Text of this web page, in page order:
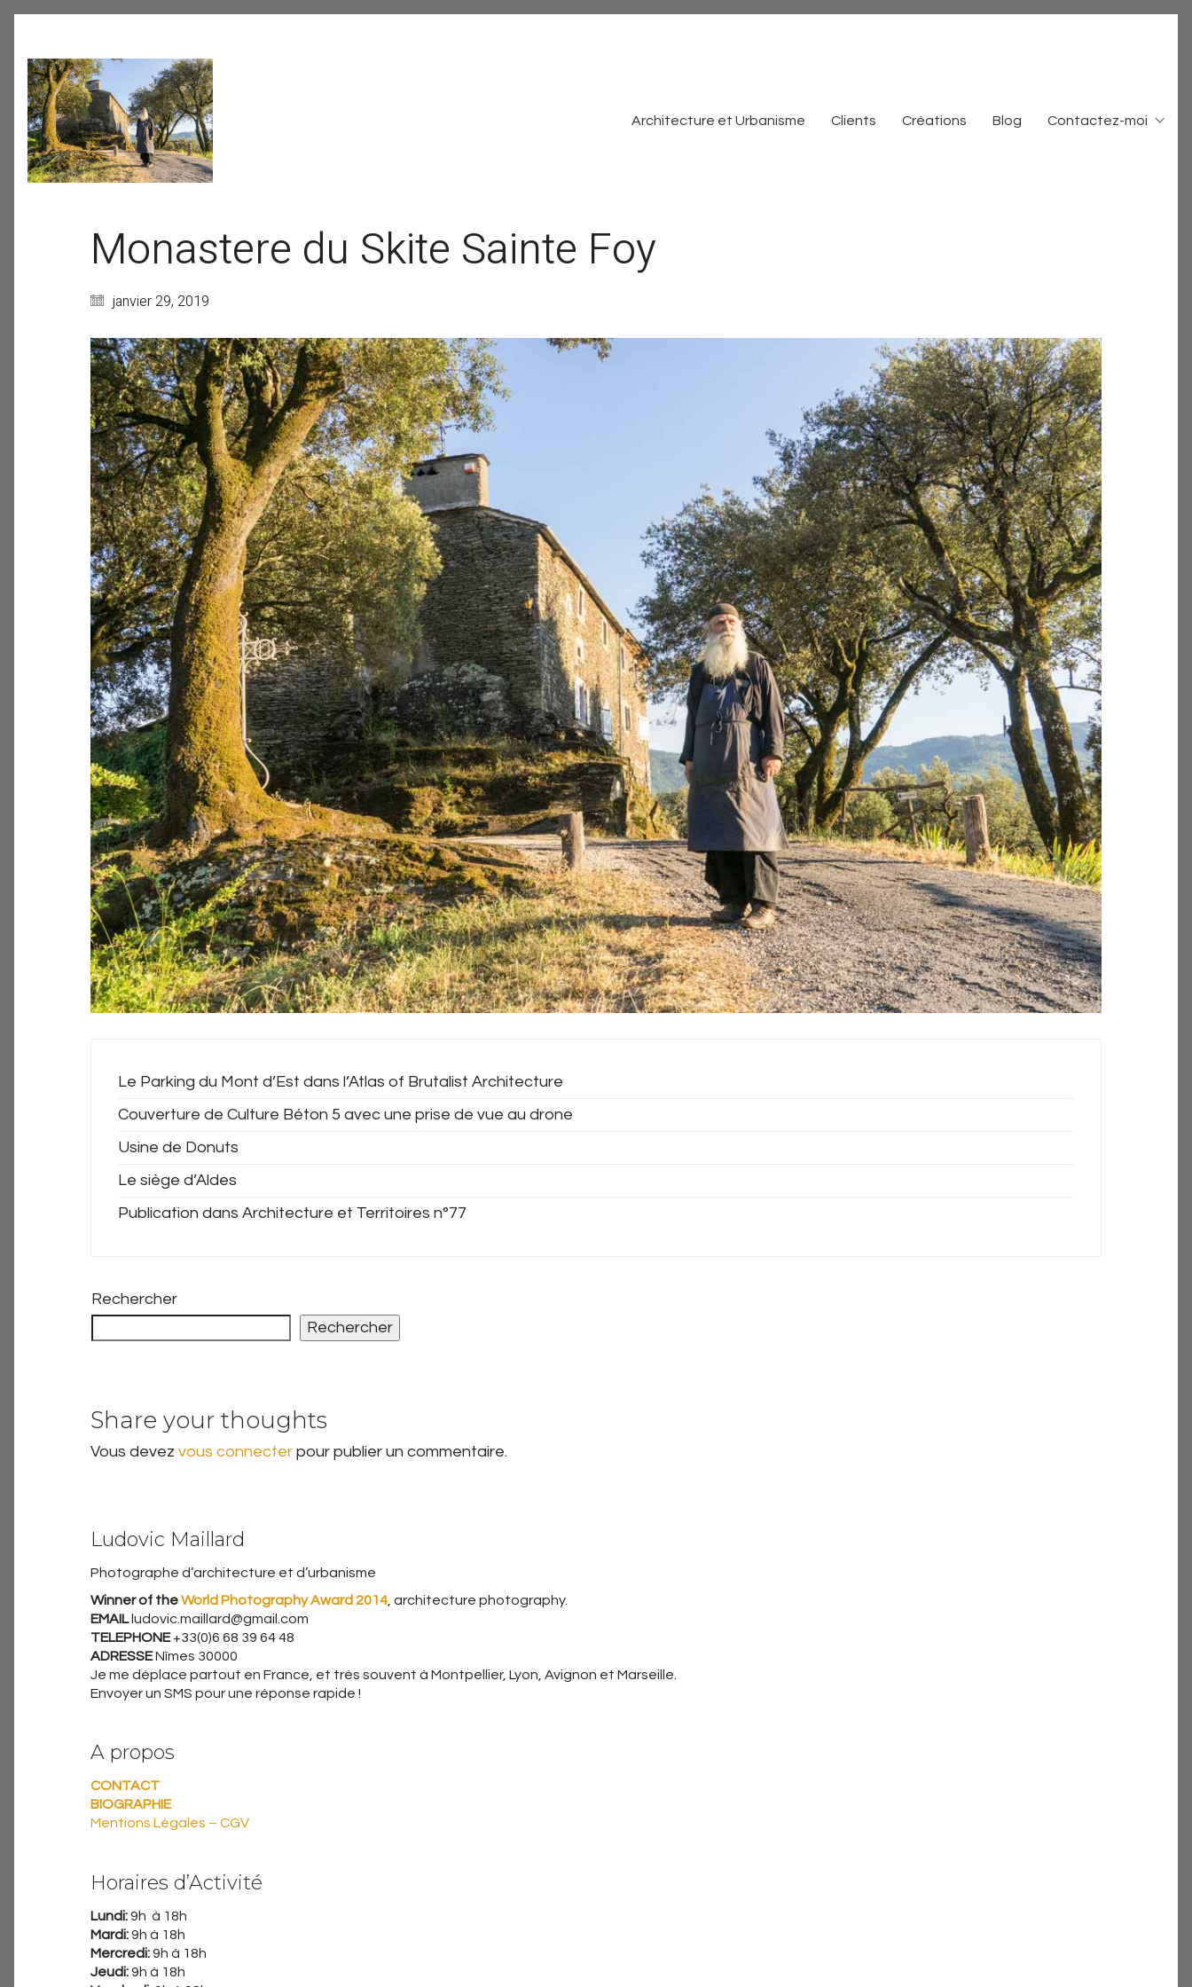
Architecture et Urbanisme Clients Créations Blog Contactez-moi
Monastere du Skite Sainte Foy
janvier 29, 2019
Le Parking du Mont d’Est dans l’Atlas of Brutalist Architecture
Couverture de Culture Béton 5 avec une prise de vue au drone
Usine de Donuts
Le siège d’Aldes
Publication dans Architecture et Territoires n°77
Rechercher
Rechercher
Share your thoughts
Vous devez vous connecter pour publier un commentaire.
Ludovic Maillard
Photographe d’architecture et d’urbanisme
Winner of theWorld Photography Award 2014 , architecture photography.
EMAIL ludovic.maillard@gmail.com
TELEPHONE+33(0)6 68 39 64 48
ADRESSENîmes 30000
Je me déplace partout en France, et très souvent à Montpellier, Lyon, Avignon et Marseille.
Envoyer un SMS pour une réponse rapide !
A propos
CONTACT
BIOGRAPHIE
Mentions Légales – CGV
Horaires d’Activité
Lundi:9h à 18h
Mardi:9h à 18h
Mercredi:9h à 18h
Jeudi:9h à 18h